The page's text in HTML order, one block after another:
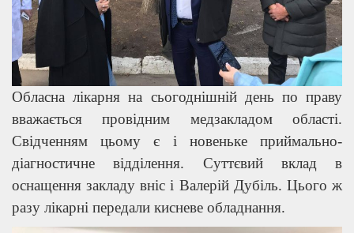
Обласна лікарня на сьогоднішній день по праву
вважається провідним медзакладом області.
Свідченням цьому є і новеньке приймально-
діагностичне відділення. Суттєвий вклад в
оснащення закладу вніс і Валерій Дубіль. Цього ж
разу лікарні передали кисневе обладнання.